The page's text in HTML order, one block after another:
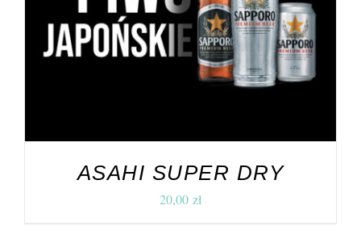
ASAHI SUPER DRY
20,00 zł